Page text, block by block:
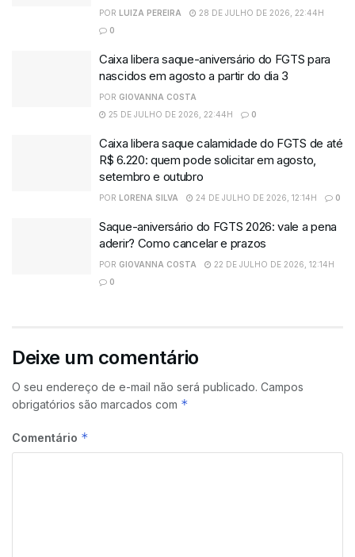
POR LUIZA PEREIRA
28 DE JULHO DE 2026, 22:44H
0
Caixa libera saque-aniversário do FGTS para
nascidos em agosto a partir do dia 3
POR GIOVANNA COSTA
25 DE JULHO DE 2026, 22:44H
0
Caixa libera saque calamidade do FGTS de até
R$ 6.220: quem pode solicitar em agosto,
setembro e outubro
POR LORENA SILVA 24 DE JULHO DE 2026, 12:14H 0
Saque-aniversário do FGTS 2026: vale a pena
aderir? Como cancelar e prazos
POR GIOVANNA COSTA
22 DE JULHO DE 2026, 12:14H
0
Deixe um comentário
O seu endereço de e-mail não será publicado. Campos
obrigatórios são marcados com *
Comentário *